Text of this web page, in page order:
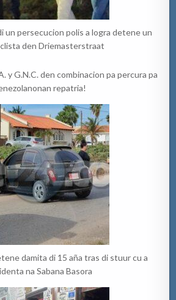
un persecucion polis a logra detene un
den Driemasterstraat
y G.N.C. den combinacion pa percura pa
repatria!
damita di 15 aña tras di stuur cu a
na Sabana Basora